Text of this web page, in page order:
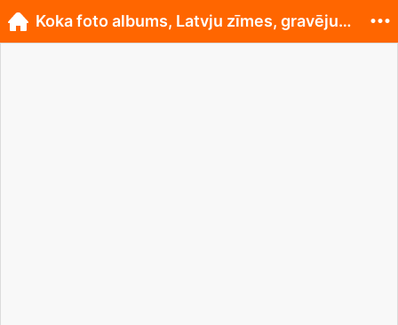
Koka foto albums, Latvju zīmes, gravējums!